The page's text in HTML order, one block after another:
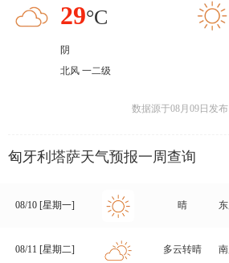
29°C
阴
北风 一二级
数据源于08月09日发布
匈牙利塔萨天气预报一周查询
08/10 [星期一] 晴
08/11 [星期二] 多云转晴